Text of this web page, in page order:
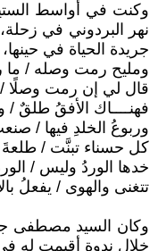
وكنت في أواسط
جريدة الحياة في
ومليح رمت وصله / ما
قال لي إن رمت وصلًا
فهنــــاك الأفقُ طلقٌ
وربوعُ الخلدِ فيها /
كل حسناء تبنَّت / طلعةَ
خدها الوردُ وليس /
تتغنى والهوى / يفعلُ
خلال ندوة أقيمت له